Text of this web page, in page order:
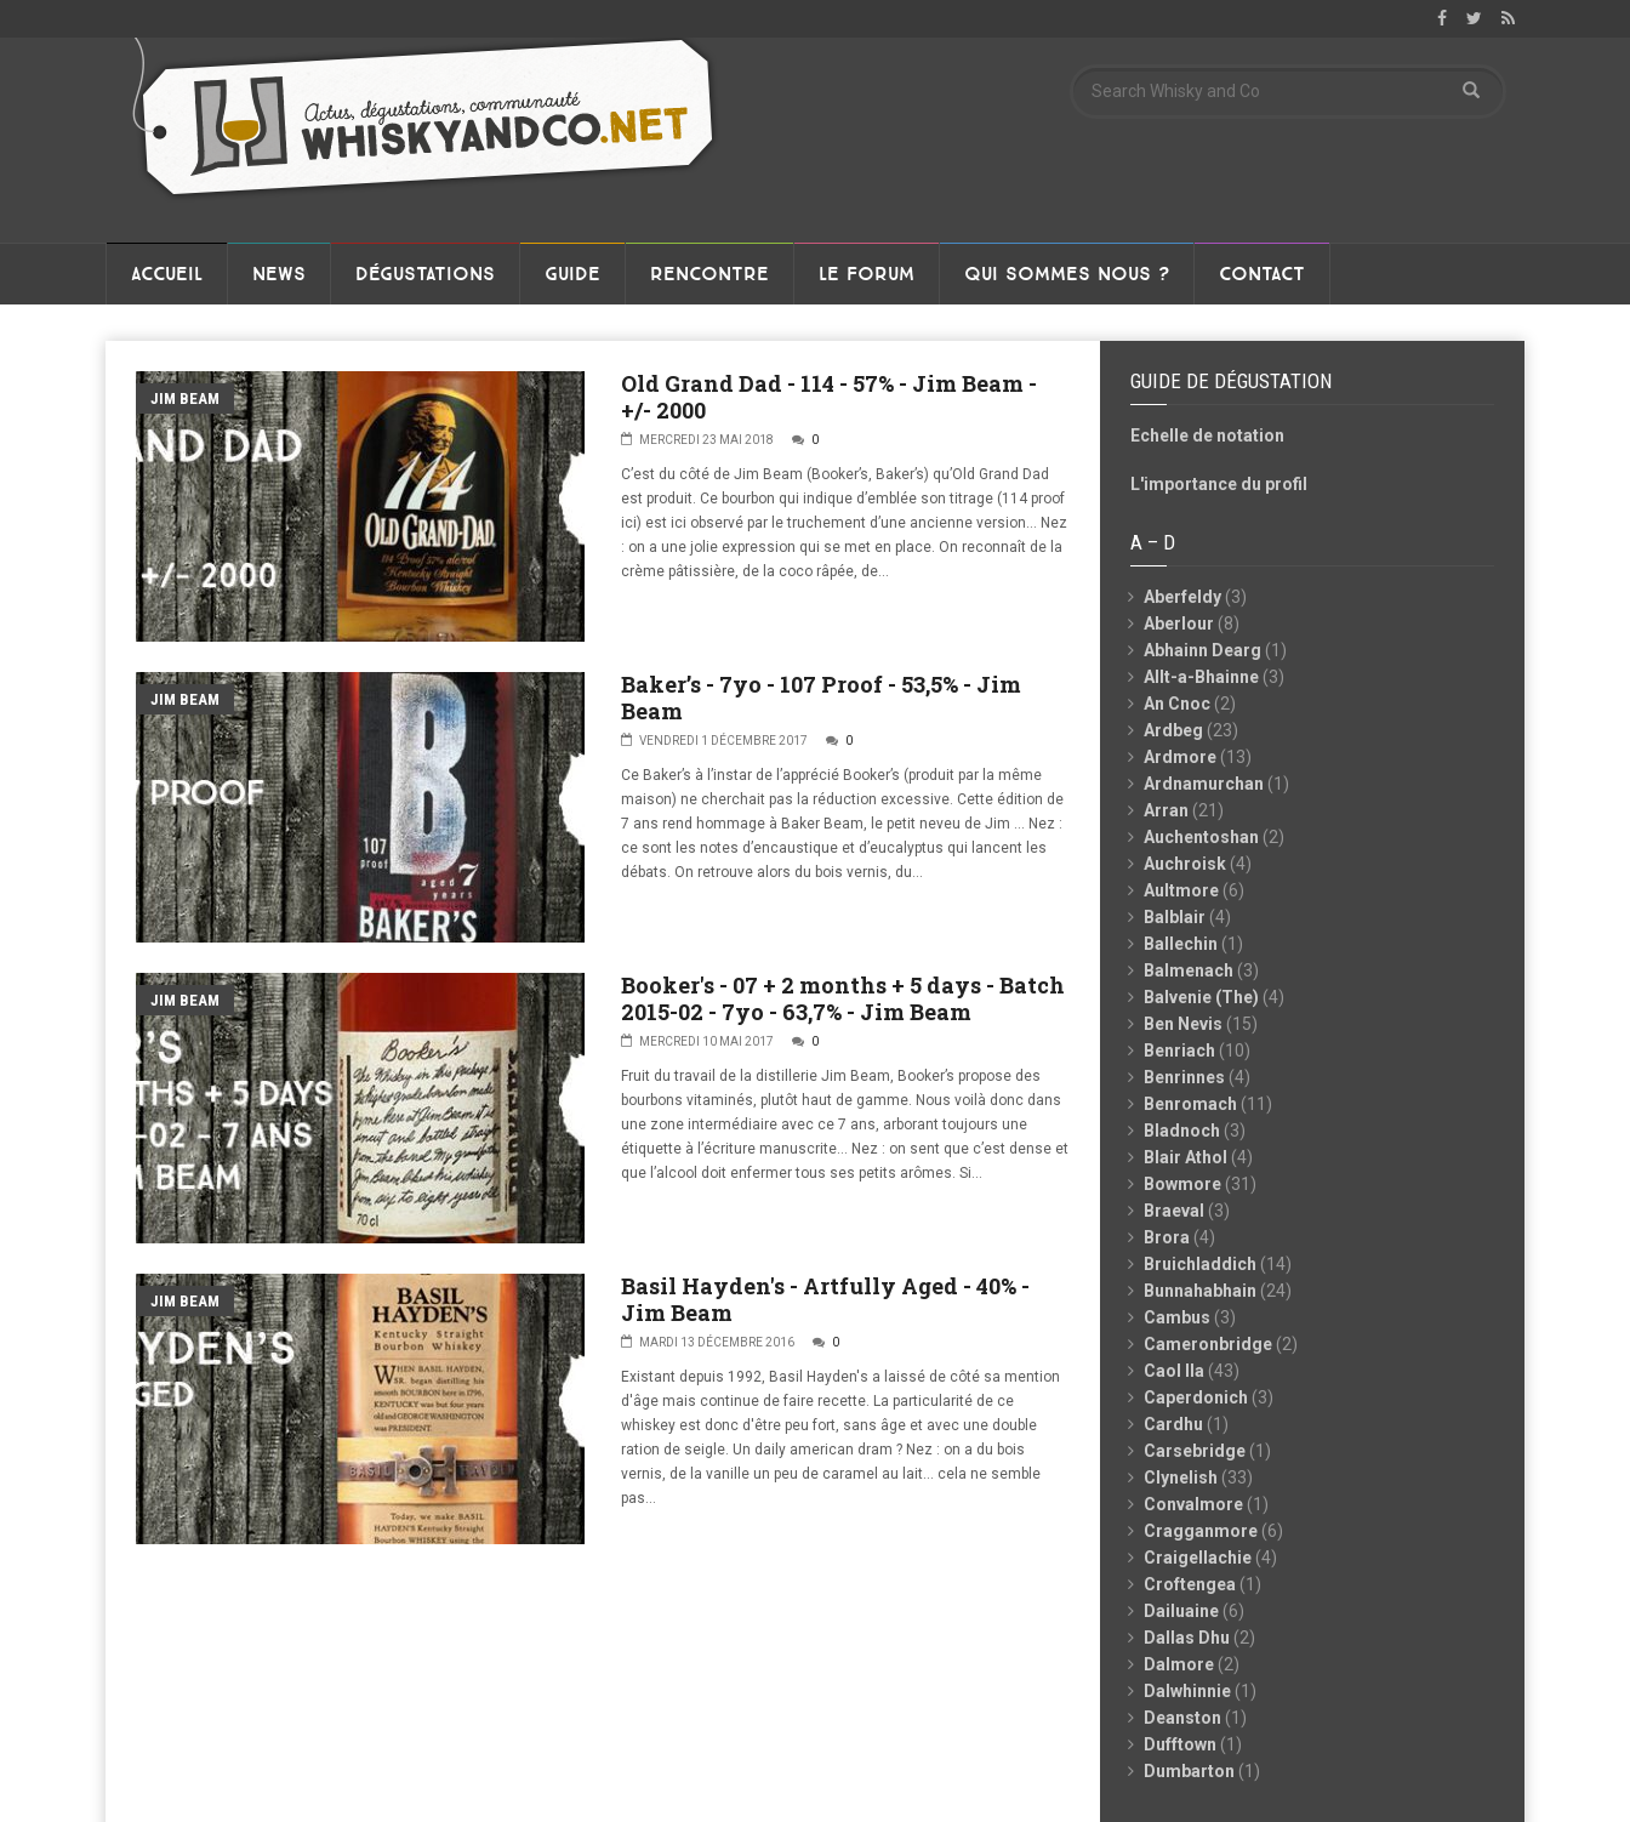
ACCUEIL NEWS DÉGUSTATIONS GUIDE RENCONTRE LE FORUM QUI SOMMES NOUS ? CONTACT
JIM BEAM
Old Grand Dad - 114 - 57% - Jim Beam -
+/- 2000
MERCREDI 23 MAI 2018 0
C’est du côté de Jim Beam (Booker’s, Baker’s) qu’Old Grand Dad
est produit. Ce bourbon qui indique d’emblée son titrage (114 proof
ici) est ici observé par le truchement d’une ancienne version… Nez
: on a une jolie expression qui se met en place. On reconnaît de la
crème pâtissière, de la coco râpée, de...
JIM BEAM
Baker’s - 7yo - 107 Proof - 53,5% - Jim
Beam
VENDREDI 1 DÉCEMBRE 2017 0
Ce Baker’s à l’instar de l’apprécié Booker’s (produit par la même
maison) ne cherchait pas la réduction excessive. Cette édition de
7 ans rend hommage à Baker Beam, le petit neveu de Jim … Nez :
ce sont les notes d’encaustique et d’eucalyptus qui lancent les
débats. On retrouve alors du bois vernis, du...
JIM BEAM
Booker's - 07 + 2 months + 5 days - Batch
2015-02 - 7yo - 63,7% - Jim Beam
MERCREDI 10 MAI 2017 0
Fruit du travail de la distillerie Jim Beam, Booker’s propose des
bourbons vitaminés, plutôt haut de gamme. Nous voilà donc dans
une zone intermédiaire avec ce 7 ans, arborant toujours une
étiquette à l’écriture manuscrite… Nez : on sent que c’est dense et
que l’alcool doit enfermer tous ses petits arômes. Si...
JIM BEAM
Basil Hayden's - Artfully Aged - 40% -
Jim Beam
MARDI 13 DÉCEMBRE 2016 0
Existant depuis 1992, Basil Hayden's a laissé de côté sa mention
d'âge mais continue de faire recette. La particularité de ce
whiskey est donc d'être peu fort, sans âge et avec une double
ration de seigle. Un daily american dram ? Nez : on a du bois
vernis, de la vanille un peu de caramel au lait... cela ne semble
pas...
GUIDE DE DÉGUSTATION
Echelle de notation
L'importance du profil
A – D
Aberfeldy (3)
Aberlour (8)
Abhainn Dearg (1)
Allt-a-Bhainne (3)
An Cnoc (2)
Ardbeg (23)
Ardmore (13)
Ardnamurchan (1)
Arran (21)
Auchentoshan (2)
Auchroisk (4)
Aultmore (6)
Balblair (4)
Ballechin (1)
Balmenach (3)
Balvenie (The) (4)
Ben Nevis (15)
Benriach (10)
Benrinnes (4)
Benromach (11)
Bladnoch (3)
Blair Athol (4)
Bowmore (31)
Braeval (3)
Brora (4)
Bruichladdich (14)
Bunnahabhain (24)
Cambus (3)
Cameronbridge (2)
Caol Ila (43)
Caperdonich (3)
Cardhu (1)
Carsebridge (1)
Clynelish (33)
Convalmore (1)
Cragganmore (6)
Craigellachie (4)
Croftengea (1)
Dailuaine (6)
Dallas Dhu (2)
Dalmore (2)
Dalwhinnie (1)
Deanston (1)
Dufftown (1)
Dumbarton (1)